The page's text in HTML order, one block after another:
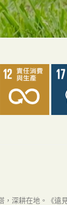
深耕在地。《遠